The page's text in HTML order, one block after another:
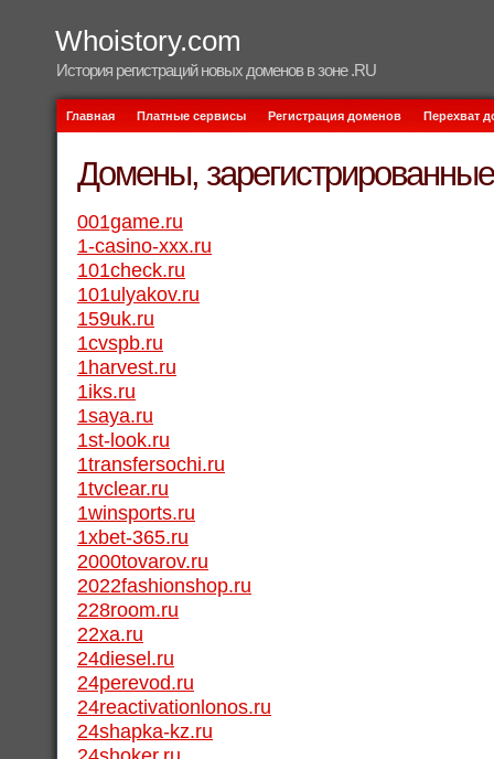
Whoistory.com
История регистраций новых доменов в зоне .RU
Главная Платные сервисы Регистрация доменов Перехват
Домены,
001game.ru
1-casino-xxx.ru
101check.ru
101ulyakov.ru
159uk.ru
1cvspb.ru
1harvest.ru
1iks.ru
1saya.ru
1st-look.ru
1transfersochi.ru
1tvclear.ru
1winsports.ru
1xbet-365.ru
2000tovarov.ru
2022fashionshop.ru
228room.ru
22xa.ru
24diesel.ru
24perevod.ru
24reactivationlonos.ru
24shapka-kz.ru